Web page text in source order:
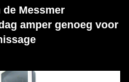
Messmer
amper genoeg voor